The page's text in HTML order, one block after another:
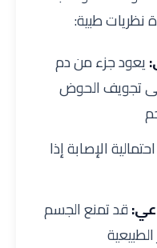
نظريات طبية:
يعود جزء من دم
تجويف الحوض
الإصابة إذا
قد تمنع الجسم